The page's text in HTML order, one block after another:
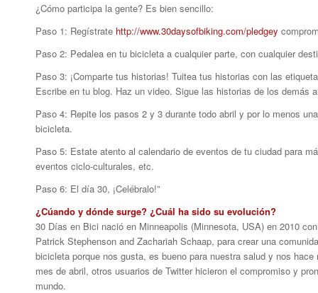
¿Cómo participa la gente? Es bien sencillo:
Paso 1: Regístrate http://www.30daysofbiking.com/pledgey
Paso 2: Pedalea en tu bicicleta a cualquier parte, con cualquier
Paso 3: ¡Comparte tus historias! Tuitea tus historias con las
Escribe en tu blog. Haz un video. Sigue las historias de los demás
Paso 4: Repite los pasos 2 y 3 durante todo abril y por lo menos
bicicleta.
Paso 5: Estate atento al calendario de eventos de tu ciudad para
eventos ciclo-culturales, etc.
Paso 6: El día 30, ¡Celébralo!”
¿Cúando y dónde surge? ¿Cuál ha sido su evolución?
30 Días en Bici nació en Minneapolis (Minnesota, USA) en 2010
Patrick Stephenson and Zachariah Schaap, para crear una
bicicleta porque nos gusta, es bueno para nuestra salud y nos
mes de abril, otros usuarios de Twitter hicieron el compromiso y
mundo.